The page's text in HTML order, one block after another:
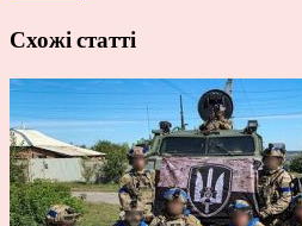
Схожі статті